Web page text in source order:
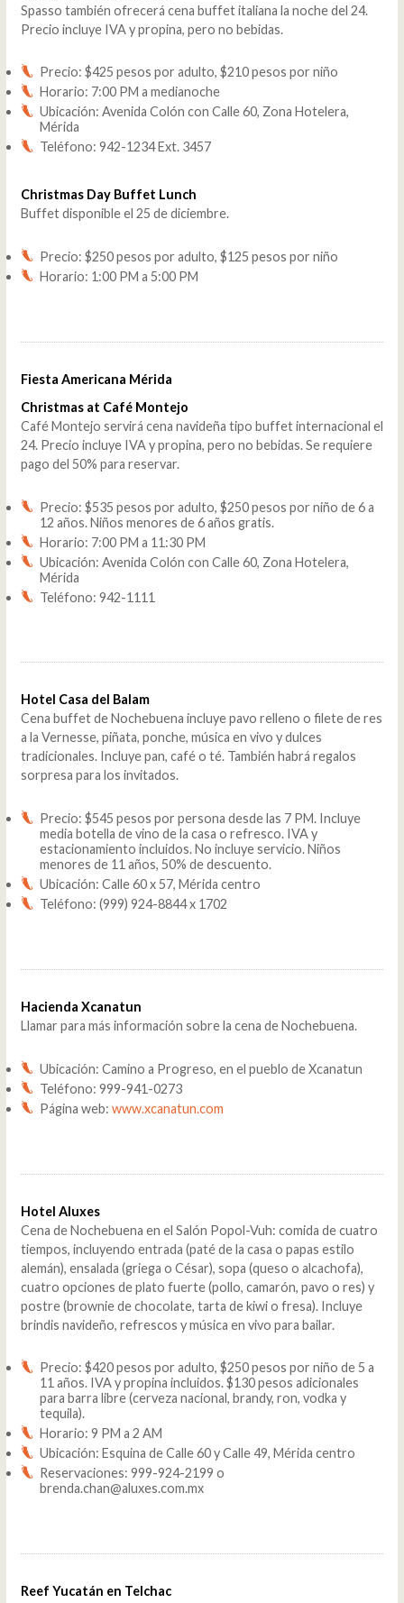
Spasso también ofrecerá cena buffet italiana la noche del 24.
Precio incluye IVA y propina, pero no bebidas.
Precio: $425 pesos por adulto, $210 pesos por niño
Horario: 7:00 PM a medianoche
Ubicación: Avenida Colón con Calle 60, Zona Hotelera,
Mérida
Teléfono: 942-1234 Ext. 3457
Christmas Day Buffet Lunch
Buffet disponible el 25 de diciembre.
Precio: $250 pesos por adulto, $125 pesos por niño
Horario: 1:00 PM a 5:00 PM
Fiesta Americana Mérida
Christmas at Café Montejo
Café Montejo servirá cena navideña tipo buffet internacional el
24. Precio incluye IVA y propina, pero no bebidas. Se requiere
pago del 50% para reservar.
Precio: $535 pesos por adulto, $250 pesos por niño de 6 a
12 años. Niños menores de 6 años gratis.
Horario: 7:00 PM a 11:30 PM
Ubicación: Avenida Colón con Calle 60, Zona Hotelera,
Mérida
Teléfono: 942-1111
Hotel Casa del Balam
Cena buffet de Nochebuena incluye pavo relleno o filete de res
a la Vernesse, piñata, ponche, música en vivo y dulces
tradicionales. Incluye pan, café o té. También habrá regalos
sorpresa para los invitados.
Precio: $545 pesos por persona desde las 7 PM. Incluye
media botella de vino de la casa o refresco. IVA y
estacionamiento incluidos. No incluye servicio. Niños
menores de 11 años, 50% de descuento.
Ubicación: Calle 60 x 57, Mérida centro
Teléfono: (999) 924-8844 x 1702
Hacienda Xcanatun
Llamar para más información sobre la cena de Nochebuena.
Ubicación: Camino a Progreso, en el pueblo de Xcanatun
Teléfono: 999-941-0273
Página web: www.xcanatun.com
Hotel Aluxes
Cena de Nochebuena en el Salón Popol-Vuh: comida de cuatro
tiempos, incluyendo entrada (paté de la casa o papas estilo
alemán), ensalada (griega o César), sopa (queso o alcachofa),
cuatro opciones de plato fuerte (pollo, camarón, pavo o res) y
postre (brownie de chocolate, tarta de kiwi o fresa). Incluye
brindis navideño, refrescos y música en vivo para bailar.
Precio: $420 pesos por adulto, $250 pesos por niño de 5 a
11 años. IVA y propina incluidos. $130 pesos adicionales
para barra libre (cerveza nacional, brandy, ron, vodka y
tequila).
Horario: 9 PM a 2 AM
Ubicación: Esquina de Calle 60 y Calle 49, Mérida centro
Reservaciones: 999-924-2199 o
brenda.chan@aluxes.com.mx
Reef Yucatán en Telchac